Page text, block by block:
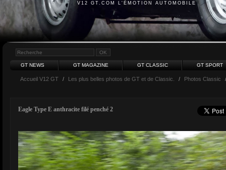
V12 GT.COM L'ÉMOTION AUTOMOBILE
GT NEWS GT MAGAZINE GT CLASSIC GT SPORT
Accueil V12 GT / Les plus belles photos de GT et de Classic. / Photos Classic
Eagle Type E anthracite filé penché 2